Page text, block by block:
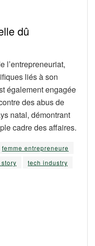
dû
l’entrepreneuriat,
liés à son
également engagée
des abus de
natal, démontrant
cadre des affaires.
femme entrepreneure
tech industry